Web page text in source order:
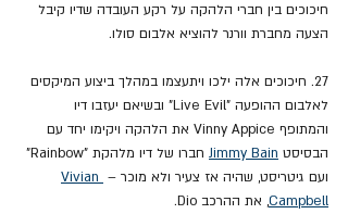
חיכוכים בין חברי הלהקה על רקע העובדה שדיו קיבל
הצעה מחברת וורנר להוציא אלבום סולו.
27. חיכוכים אלה ילכו ויתעצמו במהלך ביצוע המיקסים
לאלבום ההופעה "Live Evil" ובשיאם יעזבו דיו
והמתופף Vinny Appice את הלהקה ויקימו יחד עם
הבסיסט Jimmy Bain
חברו של דיו מלהקת "Rainbow"
ועם גיטריסט, שהיה אז צעיר ולא מוכר – Vivian
Campbell, את ההרכב Dio.